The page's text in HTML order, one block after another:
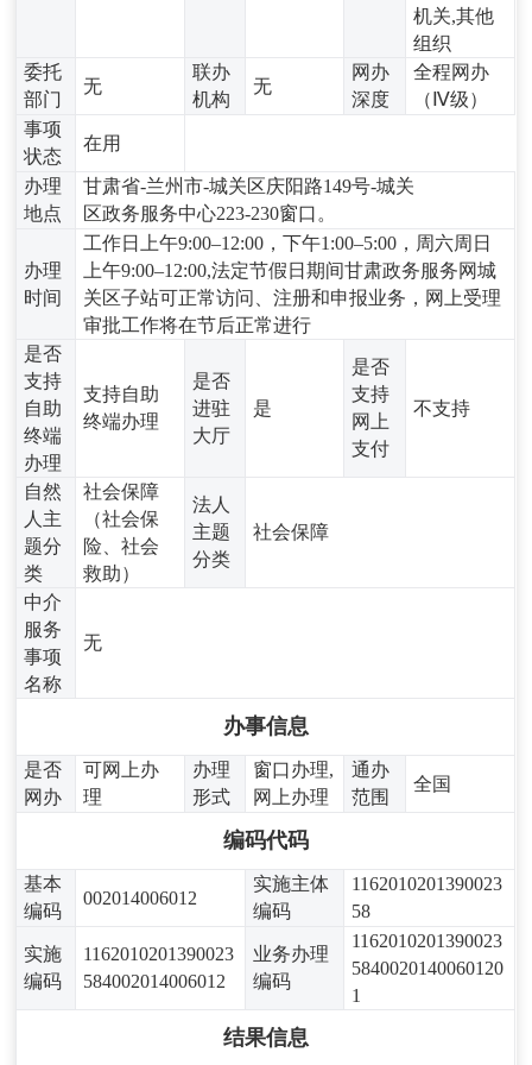
机关,其他
组织
委托
部门
无
联办
机构
无
网办
深度
全程网办
（Ⅳ级）
事项
状态
在用
办理
地点
甘肃省-兰州市-城关区庆阳路149号-城关
区政务服务中心223-230窗口。
办理
时间
工作日上午9:00–12:00，下午1:00–5:00，周六周日
上午9:00–12:00,法定节假日期间甘肃政务服务网城
关区子站可正常访问、注册和申报业务，网上受理
审批工作将在节后正常进行
是否
支持
自助
终端
办理
支持自助
终端办理
是否
进驻
大厅
是
是否
支持
网上
支付
不支持
自然
人主
题分
类
社会保障
（社会保
险、社会
救助）
法人
主题
分类
社会保障
中介
服务
事项
名称
无
办事信息
是否
网办
可网上办
理
办理
形式
窗口办理,
网上办理
通办
范围
全国
编码代码
基本
编码
002014006012
实施主体
编码
1162010201390023
58
实施
编码
1162010201390023
584002014006012
业务办理
编码
1162010201390023
5840020140060120
1
结果信息